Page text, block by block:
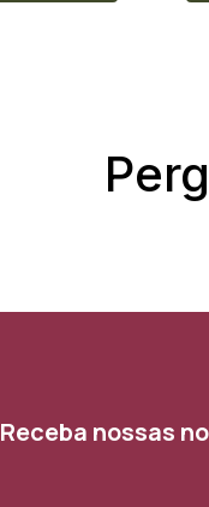
Receba nossas